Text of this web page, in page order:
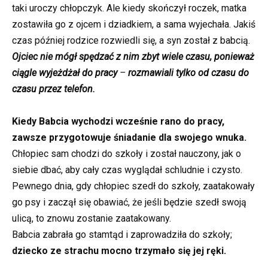
taki uroczy chłopczyk. Ale kiedy skończył roczek, matka
zostawiła go z ojcem i dziadkiem, a sama wyjechała. Jakiś
czas później rodzice rozwiedli się, a syn został z babcią.
Ojciec nie mógł spędzać z nim zbyt wiele czasu, ponieważ
ciągle wyjeżdżał do pracy– rozmawiali tylko od czasu do
czasu przez telefon.
Kiedy Babcia wychodzi wcześnie rano do pracy,
zawsze przygotowuje śniadanie dla swojego wnuka.
Chłopiec sam chodzi do szkoły i został nauczony, jak o
siebie dbać, aby cały czas wyglądał schludnie i czysto.
Pewnego dnia, gdy chłopiec szedł do szkoły, zaatakowały
go psy i zaczął się obawiać, że jeśli będzie szedł swoją
ulicą, to znowu zostanie zaatakowany.
Babcia zabrała go stamtąd i zaprowadziła do szkoły;
dziecko ze strachu mocno trzymało się jej ręki.